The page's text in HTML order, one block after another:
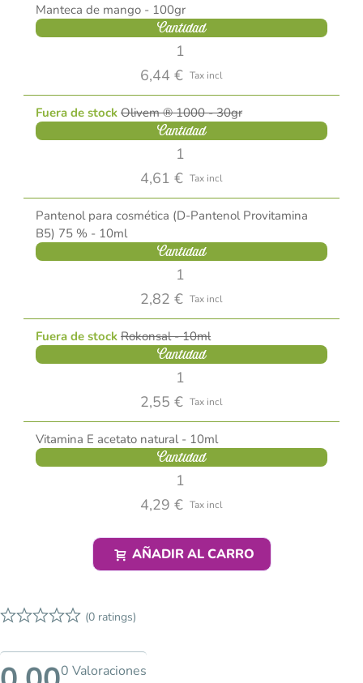
Manteca de mango - 100gr
Cantidad
6,44 € Tax incl
Fuera de stock Olivem ® 1000 - 30gr
Cantidad
4,61 € Tax incl
Pantenol para cosmética (D-Pantenol Provitamina
B5) 75 % - 10ml
Cantidad
2,82 € Tax incl
Fuera de stock Rokonsal - 10ml
Cantidad
2,55 € Tax incl
Vitamina E acetato natural - 10ml
Cantidad
4,29 € Tax incl
AÑADIR AL CARRO
(0 ratings)
0 Valoraciones